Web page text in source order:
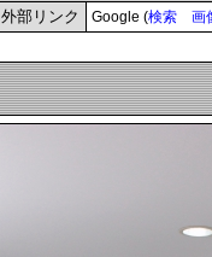
外部リンク Google (検索 画